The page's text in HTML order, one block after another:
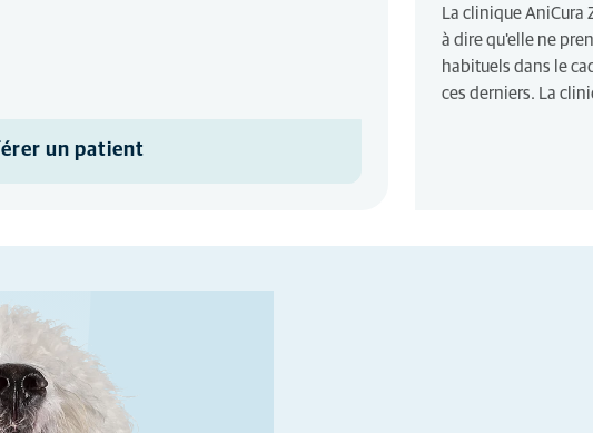
un patient
La clinique AniCura
à dire qu'elle ne
habituels dans le
ces derniers. La